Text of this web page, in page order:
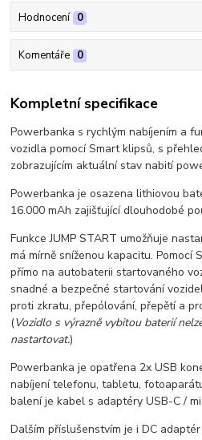
Hodnocení 0
Komentáře 0
Kompletní specifikace
Powerbanka s rychlým nabíjením a
vozidla pomocí Smart klipsů, s
zobrazujícím aktuální stav nabití
Powerbanka je osazena lithiovou
16.000 mAh zajišťující dlouhodobé
Funkce JUMP START umožňuje
má mírně sníženou kapacitu. Pomocí
přímo na autobaterii startovaného
snadné a bezpečné startování
proti zkratu, přepólování, přepětí a
(Vozidlo s výrazně vybitou baterií
nastartovat.)
Powerbanka je opatřena 2x USB
nabíjení telefonu, tabletu,
balení je kabel s adaptéry USB-C /
Dalším příslušenstvím je i DC